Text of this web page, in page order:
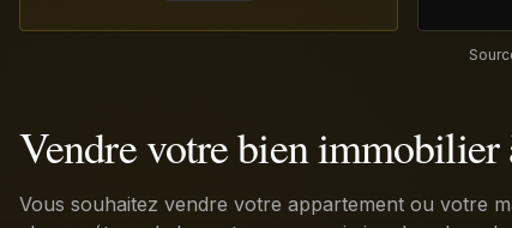
Vendre votre bien immobilier
Vous souhaitez vendre votre appartement ou votre